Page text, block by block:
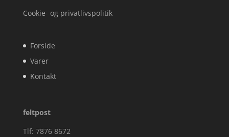
Cookie- og privatlivspolitik
Forside
Varer
Kontakt
feltpost
Tlf: 7876 8672